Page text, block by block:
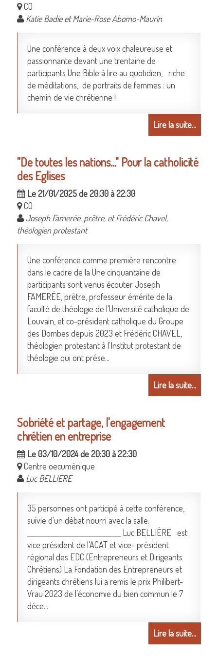
CO
Katie Badie et Marie-Rose Abomo-Maurin
Une conférence à deux voix chaleureuse et
passionnante devant une trentaine de
participants Une Bible à lire au quotidien, riche
de méditations, de portraits de femmes : un
chemin de vie chrétienne !
Lire la suite...
"De toutes les nations..." Pour la catholicité
des Eglises
Le 21/01/2025 de 20:30 à 22:30
CO
Joseph Famerée, prêtre, et Frédéric Chavel,
théologien protestant
Une conférence comme première rencontre
dans le cadre de la Une cinquantaine de
participants sont venus écouter Joseph
FAMERÉE, prêtre, professeur émérite de la
faculté de théologie de l'Université catholique de
Louvain, et co-président catholique du Groupe
des Dombes depuis 2023 et Frédéric CHAVEL,
théologien protestant à l'Institut protestant de
théologie qui ont prése...
Lire la suite...
Sobriété et partage, l'engagement
chrétien en entreprise
Le 03/10/2024 de 20:30 à 22:30
Centre oecuménique
Luc BELLIERE
35 personnes ont participé à cette conférence,
suivie d'un débat nourri avec la salle.
________________________________ Luc BELLIÈRE est
vice président de l'ACAT et vice- président
régional des EDC (Entrepreneurs et Dirigeants
Chrétiens) La Fondation des Entrepreneurs et
dirigeants chrétiens lui a remis le prix Philibert-
Vrau 2023 de l’économie du bien commun le 7
déce...
Lire la suite...